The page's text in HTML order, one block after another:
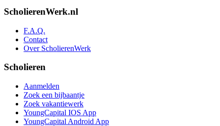
ScholierenWerk.nl
F.A.Q.
Contact
Over ScholierenWerk
Scholieren
Aanmelden
Zoek een bijbaantje
Zoek vakantiewerk
YoungCapital IOS App
YoungCapital Android App